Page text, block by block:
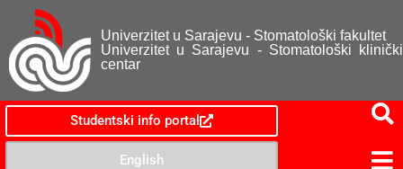
Univerzitet u Sarajevu - Stomatološki fakultet
Univerzitet u Sarajevu - Stomatološki klinički
centar
Studentski info portal
English